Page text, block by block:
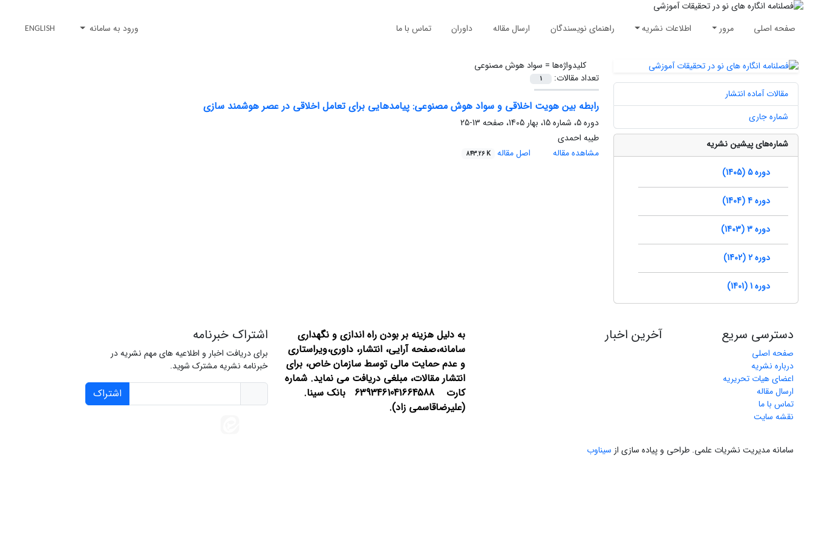
صفحه اصلی مرور اطلاعات نشریه راهنمای نویسندگان ارسال مقاله داوران تماس با ما ورود به سامانه ENGLISH
کلیدواژه‌ها = سواد هوش مصنوعی
تعداد مقالات:
1
رابطه بین هویت اخلاقی و سواد هوش مصنوعی: پیامدهایی برای تعامل اخلاقی در عصر هوشمند سازی
دوره 5، شماره 15، بهار 1405، صفحه
13-25
طیبه احمدی
مشاهده مقاله
اصل مقاله 843.26 K
مقالات آماده انتشار
شماره جاری
شماره‌های پیشین نشریه
دوره 5 (1405)
دوره 4 (1404)
دوره 3 (1403)
دوره 2 (1402)
دوره 1 (1401)
دسترسی سریع
صفحه اصلی
درباره نشریه
اعضای هیات تحریریه
ارسال مقاله
تماس با ما
نقشه سایت
آخرین اخبار
به دلیل هزینه بر بودن راه اندازی و نگهداری
سامانه،صفحه آرایی، انتشار، داوری،ویراستاری
و عدم حمایت مالی توسط سازمان خاص، برای
انتشار مقالات، مبلغی دریافت می نماید. شماره
کارت 6393461041664588 بانک سینا.
(علیرضاقاسمی زاد).
اشتراک خبرنامه
برای دریافت اخبار و اطلاعیه های مهم نشریه در
خبرنامه نشریه مشترک شوید.
اشتراک
سامانه مدیریت نشریات علمی. طراحی و پیاده سازی از سیناوب